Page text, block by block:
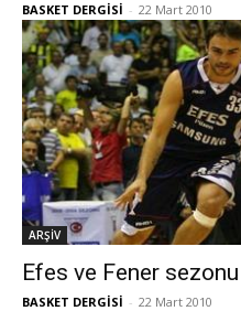
BASKET DERGİSİ - 22 Mart 2010
ARŞİV
Efes ve Fener
BASKET DERGİSİ - 22 Mart 2010